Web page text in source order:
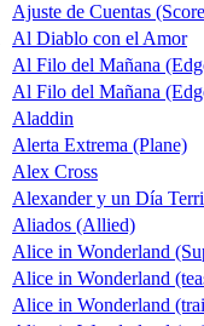
Ajuste de Cuentas
Al Diablo con el Amor
Al Filo del Mañana
Al Filo del Mañana
Aladdin
Alerta Extrema (Plane)
Alex Cross
Alexander y un Día
Aliados (Allied)
Alice in Wonderland
Alice in Wonderland
Alice in Wonderland